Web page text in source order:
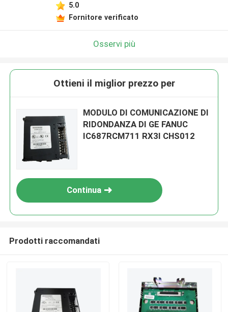
5.0
Fornitore verificato
Osservi più
Ottieni il miglior prezzo per
MODULO DI COMUNICAZIONE DI
RIDONDANZA DI GE FANUC
IC687RCM711 RX3I CHS012
Continua
Prodotti raccomandati